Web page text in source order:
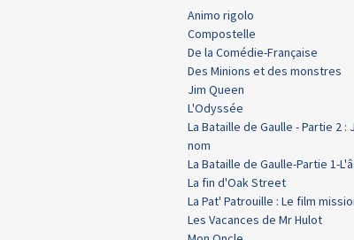
Animo rigolo
Compostelle
De la Comédie-Française
Des Minions et des monstres
Jim Queen
L'Odyssée
La Bataille de Gaulle - Partie 2 :
nom
La Bataille de Gaulle-Partie 1-
La fin d'Oak Street
La Pat' Patrouille : Le film
Les Vacances de Mr Hulot